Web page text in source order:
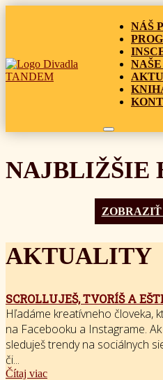
NÁŠ
NAJBLIŽŠIE
AKTUALITY
SCROLLUJEŠ, TVORÍŠ A
Hľadáme kreatívneho človeka,
na Facebooku a Instagrame.
sleduješ trendy na sociálnych
či...
Čítaj viac